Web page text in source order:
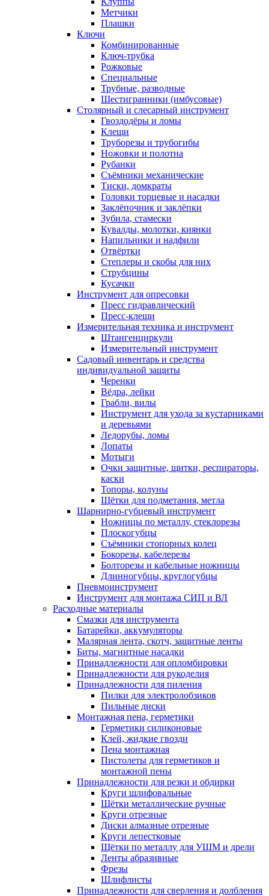
Метчики
Плашки
Ключи
Комбинированные
Ключ-трубка
Рожковые
Специальные
Трубные, разводные
Шестигранники (имбусовые)
Столярный и слесарный инструмент
Гвоздодёры и ломы
Клещи
Труборезы и трубогибы
Ножовки и полотна
Рубанки
Съёмники механические
Тиски, домкраты
Головки торцевые и насадки
Заклёпочник и заклёпки
Зубила, стамески
Кувалды, молотки, киянки
Напильники и надфили
Отвёртки
Степлеры и скобы для них
Струбцины
Кусачки
Инструмент для опресовки
Пресс гидравлический
Пресс-клещи
Измерительная техника и инструмент
Штангенциркули
Измерительный инструмент
Садовый инвентарь и средства
индивидуальной защиты
Черенки
Вёдра, лейки
Грабли, вилы
Инструмент для ухода за кустарниками
и деревьями
Ледорубы, ломы
Лопаты
Мотыги
Очки защитные, щитки, респираторы,
каски
Топоры, колуны
Щётки для подметания, метла
Шарнирно-губцевый инструмент
Ножницы по металлу, стеклорезы
Плоскогубцы
Съёмники стопорных колец
Бокорезы, кабелерезы
Болторезы и кабельные ножницы
Длинногубцы, круглогубцы
Пневмоинструмент
Инструмент для монтажа СИП и ВЛ
Расходные материалы
Смазки для инструмента
Батарейки, аккумуляторы
Малярная лента, скотч, защитные ленты
Биты, магнитные насадки
Принадлежности для опломбировки
Принадлежности для рукоделия
Принадлежности для пиления
Пилки для электролобзиков
Пильные диски
Монтажная пена, герметики
Герметики силиконовые
Клей, жидкие гвозди
Пена монтажная
Пистолеты для герметиков и
монтажной пены
Принадлежности для резки и обдирки
Круги шлифовальные
Щётки металлические ручные
Круги отрезные
Диски алмазные отрезные
Круги лепестковые
Щётки по металлу для УШМ и дрели
Ленты абразивные
Фрезы
Шлифлисты
Принадлежности для сверления и долбления